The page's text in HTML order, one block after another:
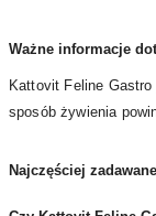
Ważne informacje
Kattovit Feline
sposób żywienia
Najczęściej